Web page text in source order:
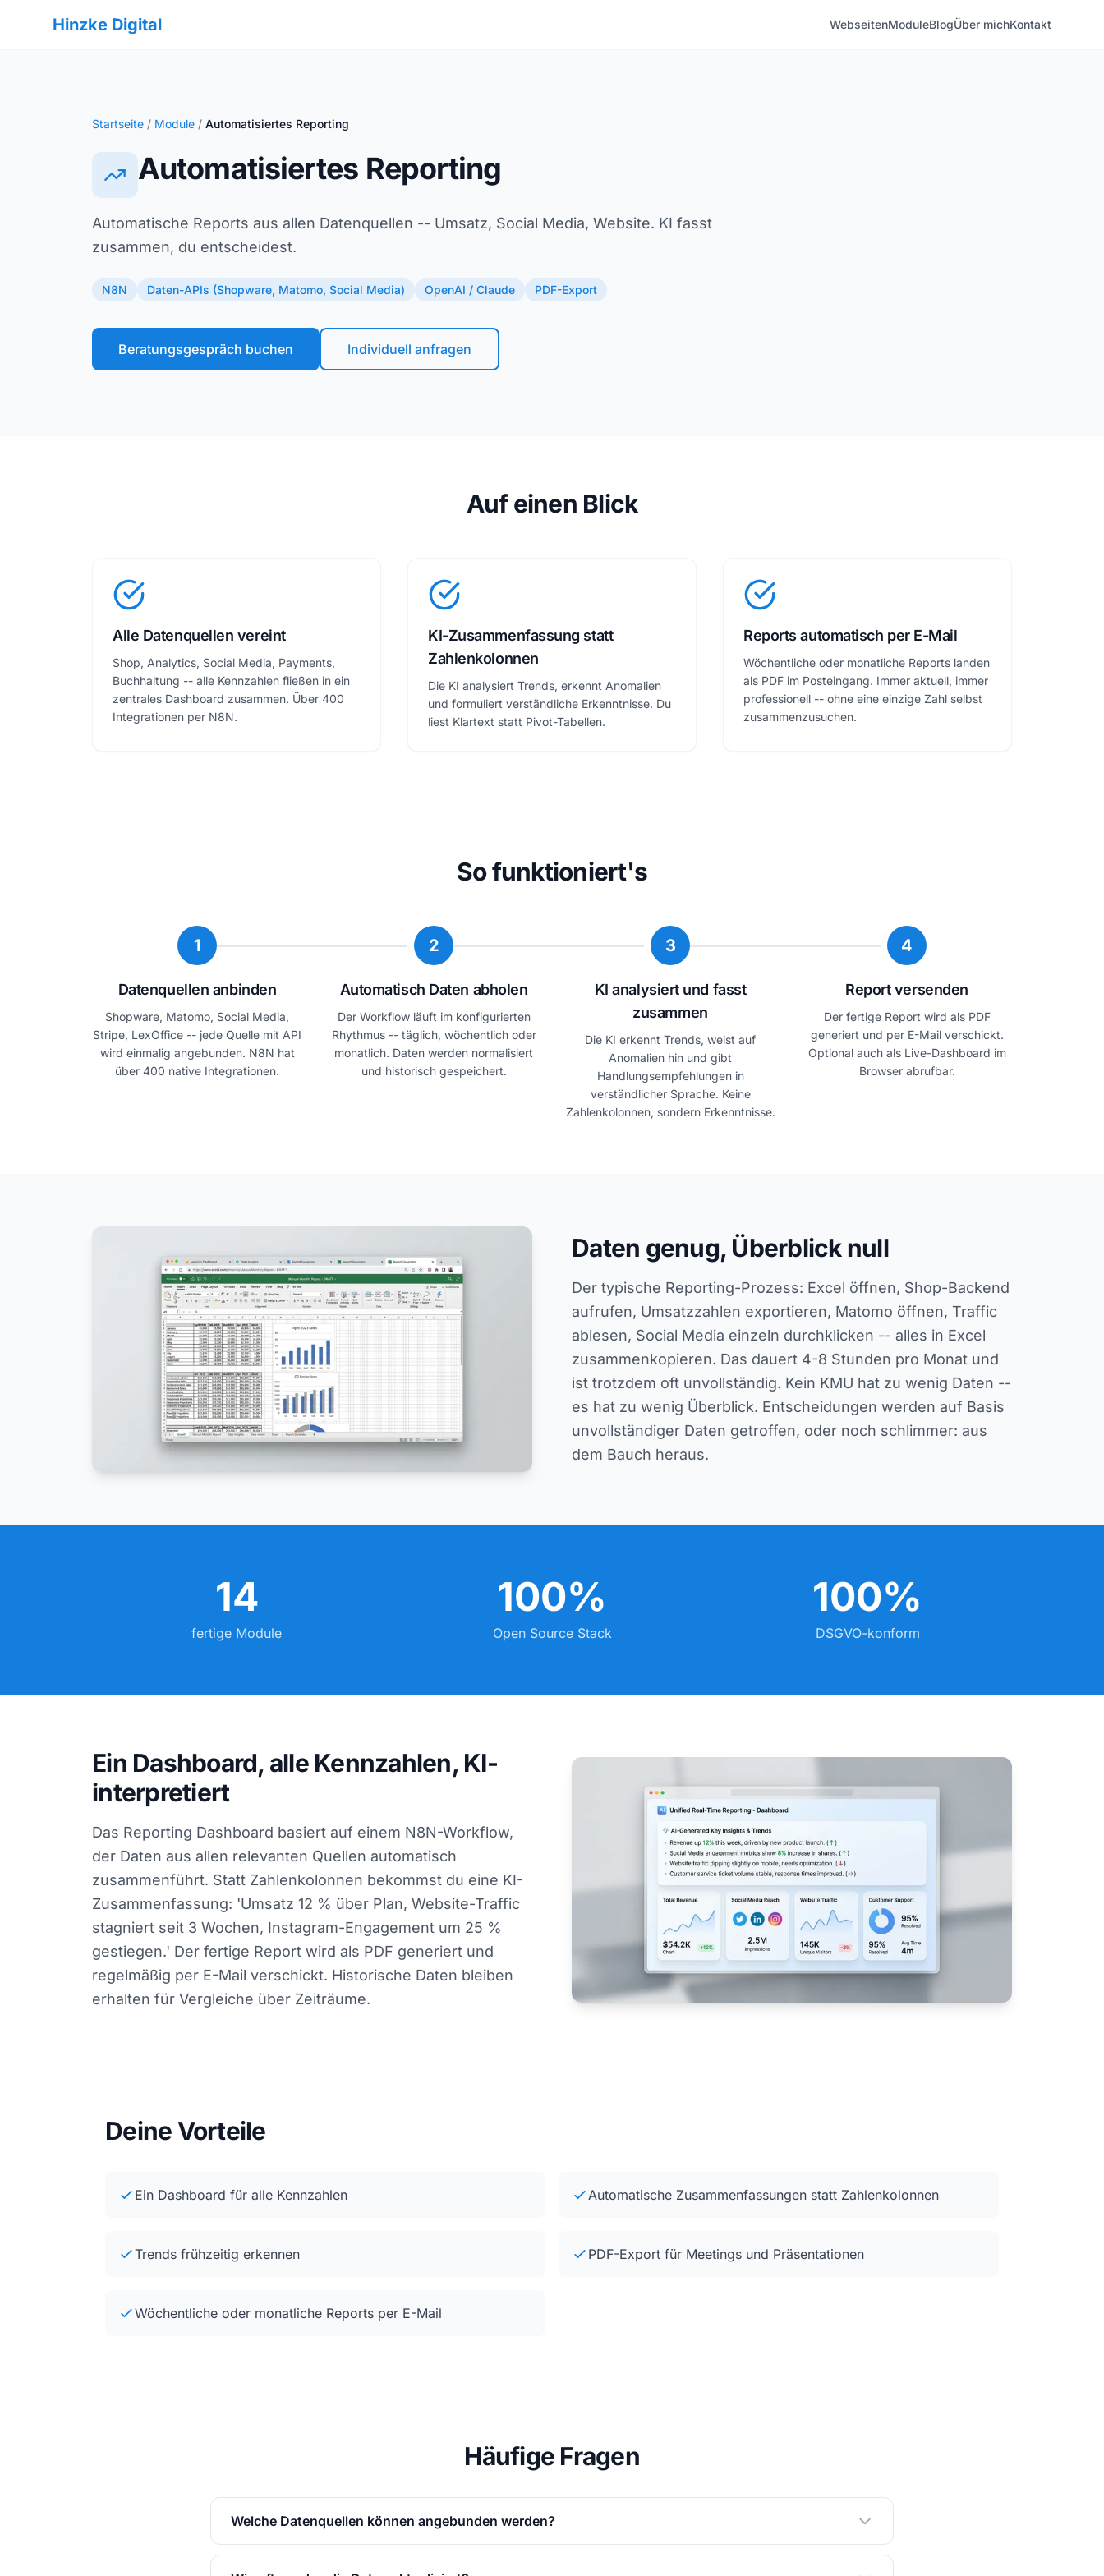
Hinzke Digital WebseitenModuleBlogÜber michKontakt
Startseite / Module / Automatisiertes Reporting
Automatisiertes Reporting
Automatische Reports aus allen Datenquellen -- Umsatz, Social Media, Website. KI fasst
zusammen, du entscheidest.
N8N Daten-APIs (Shopware, Matomo, Social Media) OpenAI / Claude PDF-Export
Beratungsgespräch buchen Individuell anfragen
Auf einen Blick
Alle Datenquellen vereint
Shop, Analytics, Social Media, Payments,
Buchhaltung -- alle Kennzahlen fließen in ein
zentrales Dashboard zusammen. Über 400
Integrationen per N8N.
KI-Zusammenfassung statt
Zahlenkolonnen
Die KI analysiert Trends, erkennt Anomalien
und formuliert verständliche Erkenntnisse. Du
liest Klartext statt Pivot-Tabellen.
Reports automatisch per E-Mail
Wöchentliche oder monatliche Reports landen
als PDF im Posteingang. Immer aktuell, immer
professionell -- ohne eine einzige Zahl selbst
zusammenzusuchen.
So funktioniert's
1
Datenquellen anbinden
Shopware, Matomo, Social Media,
Stripe, LexOffice -- jede Quelle mit API
wird einmalig angebunden. N8N hat
über 400 native Integrationen.
2
Automatisch Daten abholen
Der Workflow läuft im konfigurierten
Rhythmus -- täglich, wöchentlich oder
monatlich. Daten werden normalisiert
und historisch gespeichert.
3
KI analysiert und fasst
zusammen
Die KI erkennt Trends, weist auf
Anomalien hin und gibt
Handlungsempfehlungen in
verständlicher Sprache. Keine
Zahlenkolonnen, sondern Erkenntnisse.
4
Report versenden
Der fertige Report wird als PDF
generiert und per E-Mail verschickt.
Optional auch als Live-Dashboard im
Browser abrufbar.
Daten genug, Überblick null
Der typische Reporting-Prozess: Excel öffnen, Shop-Backend
aufrufen, Umsatzzahlen exportieren, Matomo öffnen, Traffic
ablesen, Social Media einzeln durchklicken -- alles in Excel
zusammenkopieren. Das dauert 4-8 Stunden pro Monat und
ist trotzdem oft unvollständig. Kein KMU hat zu wenig Daten --
es hat zu wenig Überblick. Entscheidungen werden auf Basis
unvollständiger Daten getroffen, oder noch schlimmer: aus
dem Bauch heraus.
14
fertige Module
100%
Open Source Stack
100%
DSGVO-konform
Ein Dashboard, alle Kennzahlen, KI-
interpretiert
Das Reporting Dashboard basiert auf einem N8N-Workflow,
der Daten aus allen relevanten Quellen automatisch
zusammenführt. Statt Zahlenkolonnen bekommst du eine KI-
Zusammenfassung: 'Umsatz 12 % über Plan, Website-Traffic
stagniert seit 3 Wochen, Instagram-Engagement um 25 %
gestiegen.' Der fertige Report wird als PDF generiert und
regelmäßig per E-Mail verschickt. Historische Daten bleiben
erhalten für Vergleiche über Zeiträume.
Deine Vorteile
Ein Dashboard für alle Kennzahlen Automatische Zusammenfassungen statt Zahlenkolonnen
Trends frühzeitig erkennen PDF-Export für Meetings und Präsentationen
Wöchentliche oder monatliche Reports per E-Mail
Häufige Fragen
Welche Datenquellen können angebunden werden?